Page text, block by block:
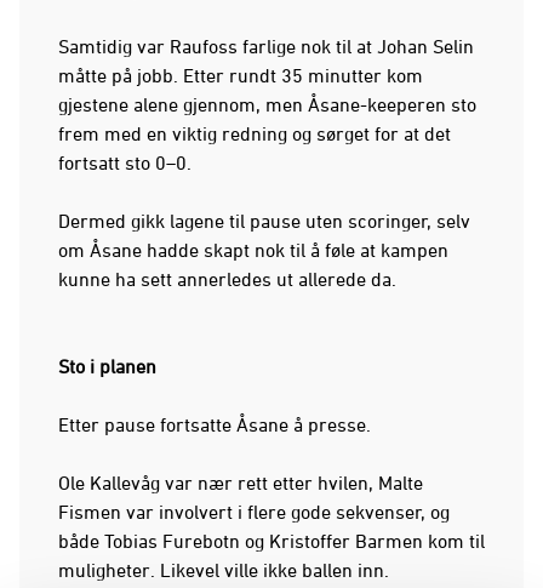
Samtidig var Raufoss farlige nok til at Johan Selin
måtte på jobb. Etter rundt 35 minutter kom
gjestene alene gjennom, men Åsane-keeperen sto
frem med en viktig redning og sørget for at det
fortsatt sto 0–0.
Dermed gikk lagene til pause uten scoringer, selv
om Åsane hadde skapt nok til å føle at kampen
kunne ha sett annerledes ut allerede da.
Sto i planen
Etter pause fortsatte Åsane å presse.
Ole Kallevåg var nær rett etter hvilen, Malte
Fismen var involvert i flere gode sekvenser, og
både Tobias Furebotn og Kristoffer Barmen kom til
muligheter. Likevel ville ikke ballen inn.